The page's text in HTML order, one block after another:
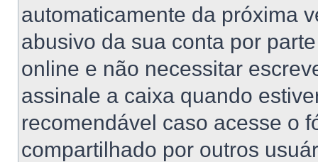
automaticamente da próxima
abusivo da sua conta por
online e não necessitar
assinale a caixa quando
recomendável caso acesse o
compartilhado por outros